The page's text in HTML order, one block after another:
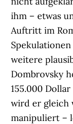
ihm – etwas
Auftritt im
weitere
Dombrovsky
155.000
wird er gleich
manipuliert –